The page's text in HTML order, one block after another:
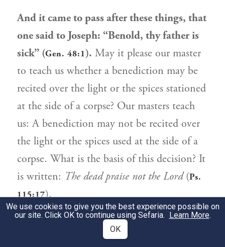
And it came to pass after these things, that
one said to Joseph: “Benold, thy father is
sick” (Gen. 48:1). May it please our master
to teach us whether a benediction may be
recited over the light or the spices stationed
at the side of a corpse? Our masters teach
us: A benediction may not be recited over
the light or the spices used at the side of a
corpse. What is the basis of this decision? It
is written: The dead praise not the Lord(Ps.
115:17).
אָמַר רַבִּי מֵאִיר, מֵתֵי עוֹבְדֵי עֲבוֹדָה זָרָה,
We use cookies to give you the best experience possible on
our site. Click OK to continue using Sefaria. Learn More.
OK